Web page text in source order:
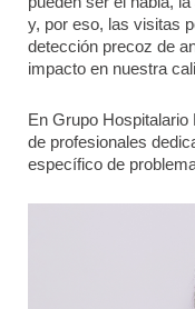
y, por eso, las visitas
detección precoz de
impacto en nuestra
En Grupo
de profesionales
específico de